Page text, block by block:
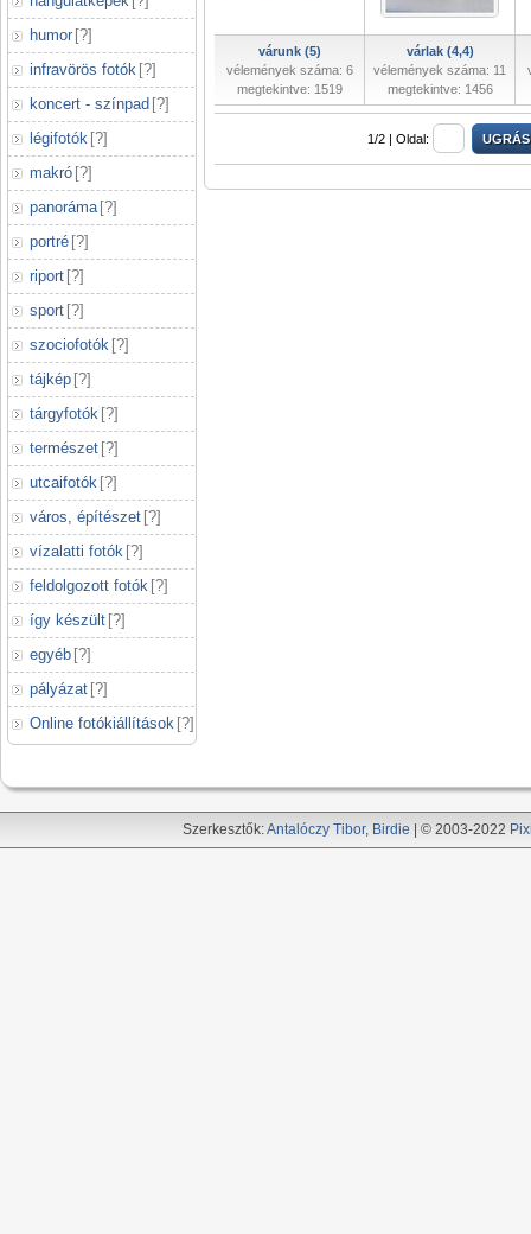
humor [?]
infravörös fotók [?]
koncert - színpad [?]
légifotók [?]
makró [?]
panoráma [?]
portré [?]
riport [?]
sport [?]
szociofotók [?]
tájkép [?]
tárgyfotók [?]
természet [?]
utcaifotók [?]
város, építészet [?]
vízalatti fotók [?]
feldolgozott fotók [?]
így készült [?]
egyéb [?]
pályázat [?]
Online fotókiállítások [?]
várunk (5)
vélemények száma: 6
megtekintve: 1519
várlak (4,4)
vélemények száma: 11
megtekintve: 1456
1/2 | Oldal:
Szerkesztők:Antalóczy Tibor, Birdie | © 2003-2022